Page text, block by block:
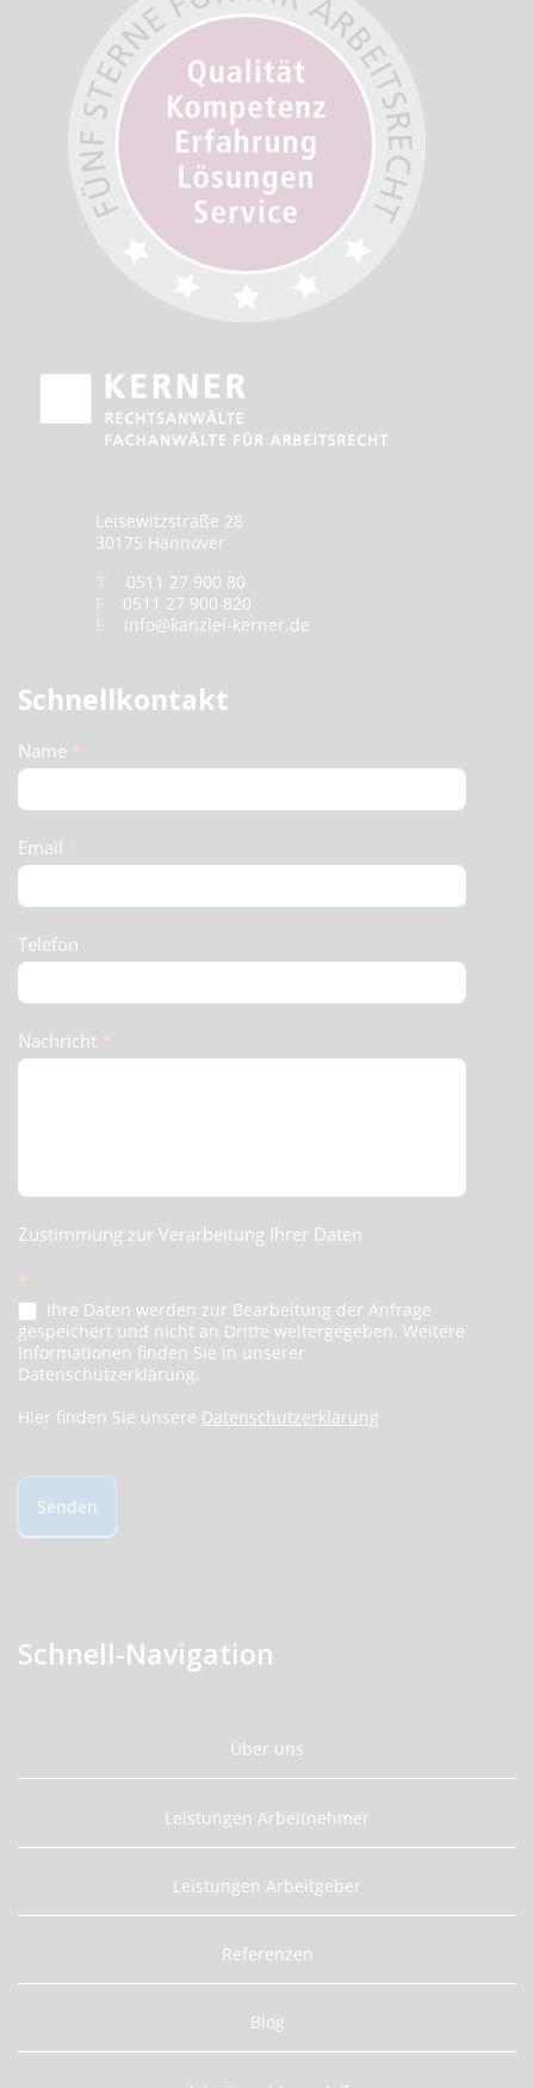
Leisewitzstraße 28
30175 Hannover
0511 27 900 80
0511 27 900 820
info@kanzlei-kerner.de
Schnellkontakt
Schnellkontakt
(Footer)
Name *
Email *
Telefon
Nachricht *
Zustimmung zur Verarbeitung Ihrer Daten
*
Ihre Daten werden zur Bearbeitung der Anfrage
gespeichert und nicht an Dritte weitergegeben. Weitere
Informationen finden Sie in unserer
Datenschutzerklärung.
Hier finden Sie unsere Datenschutzerklärung
Senden
Schnell-Navigation
Über uns
Leistungen Arbeitnehmer
Leistungen Arbeitgeber
Referenzen
Blog